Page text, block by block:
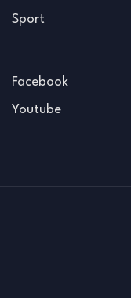
Sport
Facebook
Youtube